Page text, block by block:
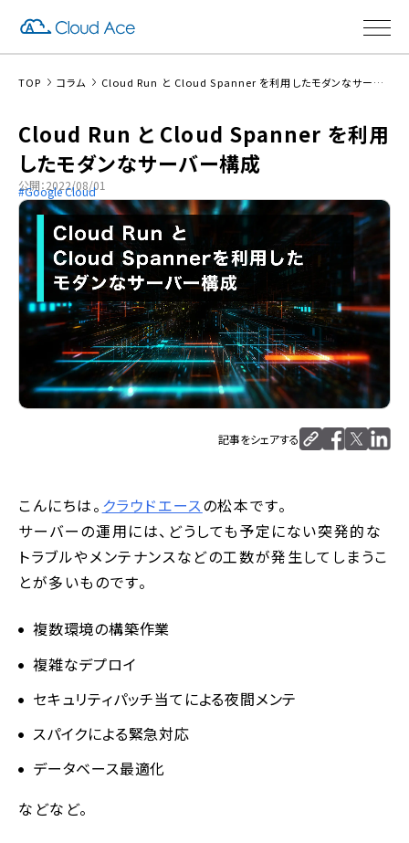
TOP コラム Cloud Run と Cloud Spanner を利用したモダンなサーバー構成
Cloud Run と Cloud Spanner を利用
したモダンなサーバー構成
公開：2022/08/01
Google Cloud
記事をシェアする
こんにちは。 クラウドエースの松本です。
サーバーの運用には、どうしても予定にない突発的な
トラブルやメンテナンスなどの工数が発生してしまうこ
とが多いものです。
複数環境の構築作業
複雑なデプロイ
セキュリティパッチ当てによる夜間メンテ
スパイクによる緊急対応
データベース最適化
などなど。